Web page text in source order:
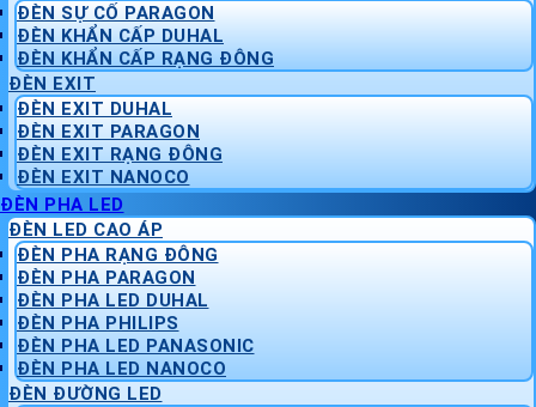
ĐÈN SỰ CỐ PARAGON
ĐÈN KHẨN CẤP DUHAL
ĐÈN KHẨN CẤP RẠNG ĐÔNG
ĐÈN EXIT
ĐÈN EXIT DUHAL
ĐÈN EXIT PARAGON
ĐÈN EXIT RẠNG ĐÔNG
ĐÈN EXIT NANOCO
ĐÈN PHA LED
ĐÈN LED CAO ÁP
ĐÈN PHA RẠNG ĐÔNG
ĐÈN PHA PARAGON
ĐÈN PHA LED DUHAL
ĐÈN PHA PHILIPS
ĐÈN PHA LED PANASONIC
ĐÈN PHA LED NANOCO
ĐÈN ĐƯỜNG LED